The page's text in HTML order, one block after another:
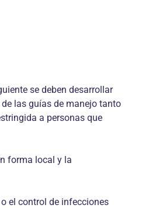
se deben desarrollar
las guías de manejo tanto
a personas que
forma local y la
el control de infecciones